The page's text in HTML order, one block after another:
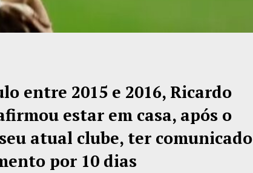
entre 2015 e 2016, Ricardo
estar em casa, após o
atual clube, ter comunicado
por 10 dias